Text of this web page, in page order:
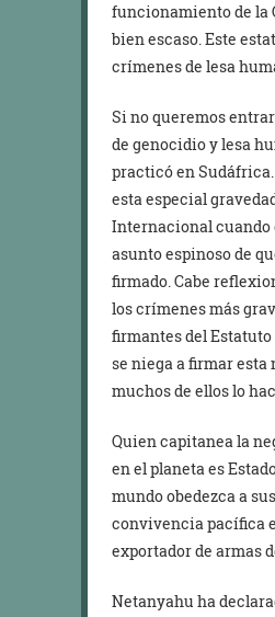
funcionamiento de la
bien escaso. Este
crímenes de lesa
Si no queremos
de genocidio y lesa
practicó en Sudáfrica.
esta especial
Internacional cuando
asunto espinoso de
firmado. Cabe
los crímenes más
firmantes del
se niega a firmar esta
muchos de ellos lo
Quien capitanea la
en el planeta es
mundo obedezca a
convivencia pacífica
exportador de armas
Netanyahu ha